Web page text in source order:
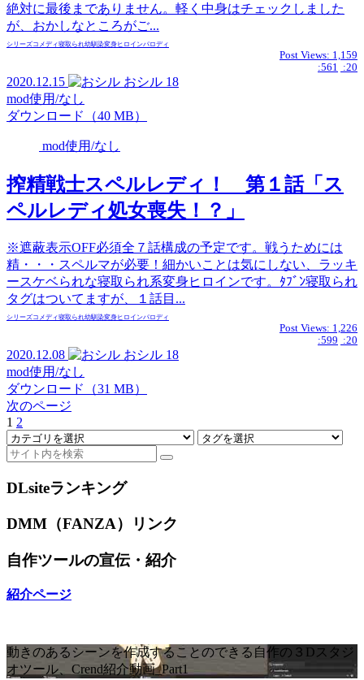
絶対に最後までありません。軽く中身はチェックしました
が、おかしなところがご...
シリーズコメディ寝取られ幼馴染変身ヒロインパロディ
Post Views: 1,159
:561 :20
2020.12.15 おシル 18
mod使用/なし
ダウンロード（40 MB）
mod使用/なし
搾精戦士スペルレディ！ 第１話「ス
ペルレディ処女喪失！？」
※遮蔽表示OFF必須全７話構成の予定です。戦うためには
精・・・スペルマが必要！細かいことは気にしない、ラッキ
ースケベられな寝取られ系変身ヒロインです。ﾀﾌﾞﾝ寝取られ
タグはついてますが、１話目...
シリーズコメディ寝取られ幼馴染変身ヒロインパロディ
Post Views: 1,226
:599 :20
2020.12.08 おシル 18
mod使用/なし
ダウンロード（31 MB）
次のページ
1 2
DLsiteランキング
DMM（FANZA）リンク
自作ツールの宣伝・紹介
紹介ページ
動きのあるシーンを作成することのできる自作の３Dスタジ
オツール、Crend紹介動画_Part1